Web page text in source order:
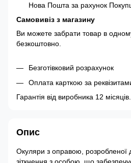
Нова Пошта за рахунок
Самовивіз з магазину
Ви можете забрати товар в
безкоштовно.
Безготівковий розрахунок
Оплата карткою за
Гарантія від виробника 12 місяців.
Опис
Окуляри з оправою, розробленої